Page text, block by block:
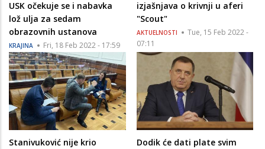
USK očekuje se i nabavka
lož ulja za sedam
obrazovnih ustanova
KRAJINA Fri, 18 Feb 2022 - 17:59
izjašnjava o krivnji u aferi
"Scout"
AKTUELNOSTI
Tue, 15 Feb 2022 -
07:11
Stanivuković nije krio
Dodik će dati plate svim